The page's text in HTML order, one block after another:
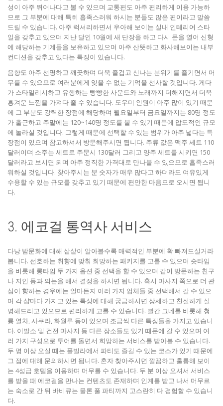
성이 아주 뛰어나다고 볼 수 있으며 교통편도 아주 편리하게 이용 가능하
므로 그 부분에 대해 특히 흡족스러워 하시는 분들도 많은 편이라고 말씀
드릴 수 있습니다. 아주 럭셔리하면서 우아해 보이는 실내 인테리어 스타
일을 갖추고 있으며 지난 달인 10월에 새 단장을 하고 다시 문을 열어 신형
에 해당하는 기계들을 보유하고 있으며 아주 산뜻하고 화사해보이는 내부
컨디션을 갖추고 있다는 특징이 있습니다.
음향도 아주 선명하고 깨끗하며 더욱 즐겁고 신나는 분위기를 즐기면서 머
무를 수 있으므로 여러분에게 잊을 수 없는 기억을 선사할 것입니다. 게다
가 스타일리시하고 유행하는 빵빵한 사운드와 노래까지 더해지면서 더욱
흥겨운 느낌을 가져다 줄 수 있습니다. 도우미 인원이 아주 많이 있기 때문
에 그 부분도 강력한 장점에 해당하며 월요일부터 금요일까지는 80명 정도
가 출근하고 주말에는 120~140명 정도를 볼 수 있기 때문에 압도적인 규모
에 놀라실 것입니다. 그렇게 때문에 선택할 수 있는 범위가 아주 넓다는 특
장점이 있으며 참고하셔서 방문해주시면 됩니다. 주류 값은 맥주 세트 110
달러이며 소주는 세트로 주문시 130달러 그리고 양주 세트를 시키면 150
달러라고 보시면 되며 아주 정직한 가격대로 만나볼 수 있으므로 흡족스러
워하실 것입니다. 찾아주시는 분 숫자가 매우 많다고 하더라도 여유있게
수용할 수 있는 규모를 갖추고 있기 때문에 편안한 마음으로 오시면 됩니
다.
3. 에코걸 통역사 서비스
다낭 밤문화에 대해 샅샅이 알아볼수록 매력적인 부분에 확 빠져드실거라
봅니다. 선호하는 취향에 맞춰 희망하는 패키지를 고를 수 있으며 숏타임
을 비롯해 롱타임 두 가지 옵션 중 선택을 할 수 있으며 같이 방문하는 친구
나 지인 등과 의논을 해서 결정을 하시면 됩니다. 혹시 마사지 쪽으로 더 관
심이 향하는 경우에는 얼마든지 여러 가지 업체들 중 선택해서 갈 수 있으
며 각 샵마다 가지고 있는 특성에 대해 궁금하시면 상세하고 친절하게 설
명해드리고 있으므로 편리하게 고를 수 있습니다. 빨간 그네를 비롯해 청
룡 열차, 사쿠라, 화월루 등이 있으며 조금씩 다른 특징들을 가지고 있습니
다. 이발소 및 건전 마사지 등 다른 장소들도 있기 때문에 갈 수 있으며 여
러 가지 구성으로 투어를 돌면서 희망하는 서비스를 받아볼 수 있습니다.
두 명 이상 오실 때는 풀빌라에서 파티도 즐길 수 있는 코스가 있기 때문에
그 점에 대해 문의하시면 됩니다. 혼자 찾아주시면 깔끔하고 훌륭해 보이
는 4성급 호텔을 이용하며 머무를 수 있습니다. 두 분 이상 오셔서 서비스
를 받을 때 에코걸을 만나는 컨텐츠도 존재하며 인계를 받고 나서 머무르
는 숙소로 간 뒤 바비큐는 물론 풀 파티까지 고스란히 다 경험할 수 있습니
다.